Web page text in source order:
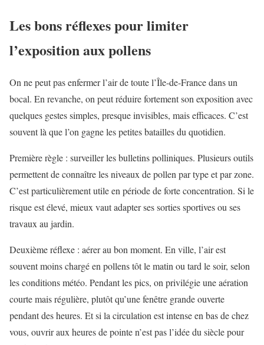
Les bons réflexes pour limiter
l’exposition aux pollens
On ne peut pas enfermer l’air de toute l’Île-de-France dans un
bocal. En revanche, on peut réduire fortement son exposition avec
quelques gestes simples, presque invisibles, mais efficaces. C’est
souvent là que l’on gagne les petites batailles du quotidien.
Première règle : surveiller les bulletins polliniques. Plusieurs outils
permettent de connaître les niveaux de pollen par type et par zone.
C’est particulièrement utile en période de forte concentration. Si le
risque est élevé, mieux vaut adapter ses sorties sportives ou ses
travaux au jardin.
Deuxième réflexe : aérer au bon moment. En ville, l’air est
souvent moins chargé en pollens tôt le matin ou tard le soir, selon
les conditions météo. Pendant les pics, on privilégie une aération
courte mais régulière, plutôt qu’une fenêtre grande ouverte
pendant des heures. Et si la circulation est intense en bas de chez
vous, ouvrir aux heures de pointe n’est pas l’idée du siècle pour